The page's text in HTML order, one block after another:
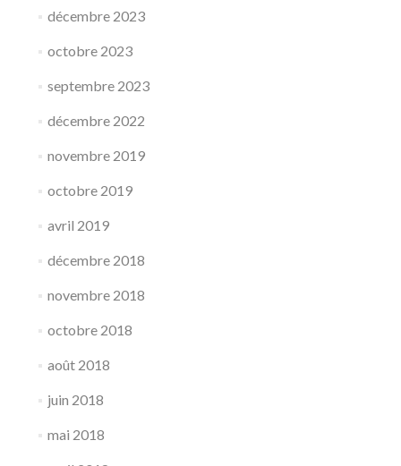
décembre 2023
octobre 2023
septembre 2023
décembre 2022
novembre 2019
octobre 2019
avril 2019
décembre 2018
novembre 2018
octobre 2018
août 2018
juin 2018
mai 2018